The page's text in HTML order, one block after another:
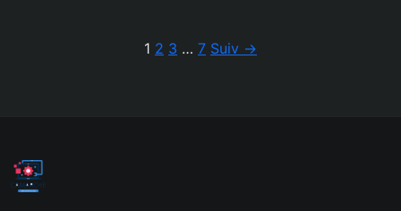
Pagination
1 2 3 … 7 Suiv →